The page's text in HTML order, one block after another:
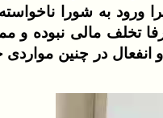
به شورا ناخواسته
تخلف مالی نبوده
انفعال در چنین